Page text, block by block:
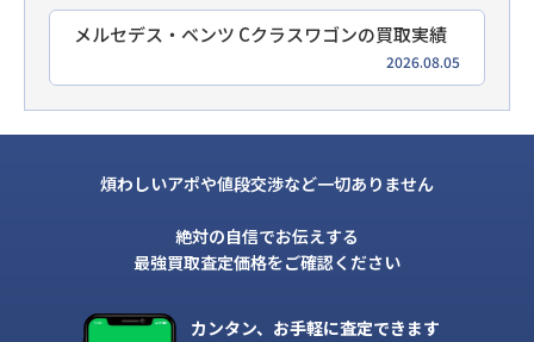
メルセデス・ベンツ Cクラスワゴンの買取実績
2026.08.05
煩わしいアポや値段交渉など一切ありません
絶対の自信でお伝えする
最強買取査定価格をご確認ください
カンタン、お手軽に査定できます